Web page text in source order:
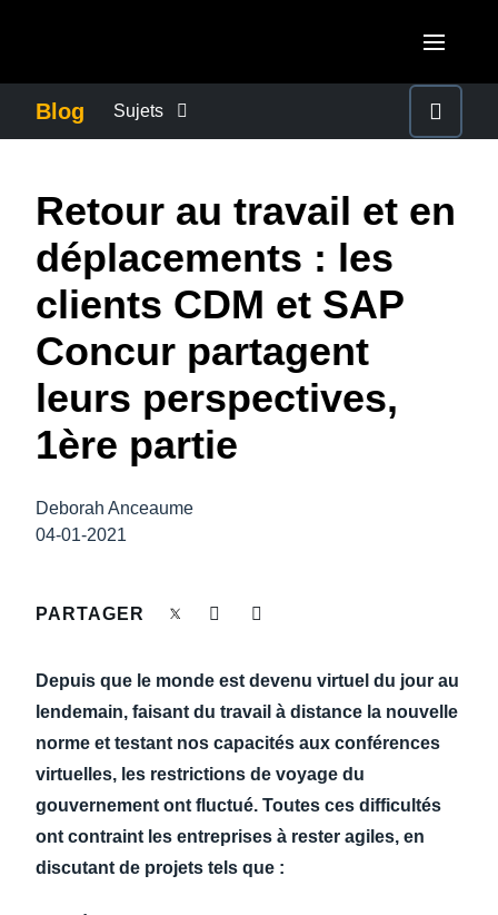
Canada (English)
Canada (Français)
México (Español)
Brasil (Português)
United Kingdom (English)
France (Français)
Deutschland (Deutsch)
Italia (Italiano)
Nederlands (English)
Sweden (English)
Norway (English)
ASIA PACIFIC
Australia (English)
日本（日本語)
Singapore (English)
Blog Sujets
CONTINUITÉ DES AFFAIRES
CONTRÔLE DES COÛTS DE L’ENTREPRISE
CROISSANCE ET OPTIMISATION
DÉVELOPPEMENT DURABLE
DEVOIR DE PROTECTION
L’EXPÉRIENCE EMPLOYÉ
Retour au travail et en
déplacements : les
clients CDM et SAP
Concur partagent
leurs perspectives,
1ère partie
Deborah Anceaume
04-01-2021
PARTAGER
Depuis que le monde est devenu virtuel du jour au
lendemain, faisant du travail à distance la nouvelle
norme et testant nos capacités aux conférences
virtuelles, les restrictions de voyage du
gouvernement ont fluctué. Toutes ces difficultés
ont contraint les entreprises à rester agiles, en
discutant de projets tels que :